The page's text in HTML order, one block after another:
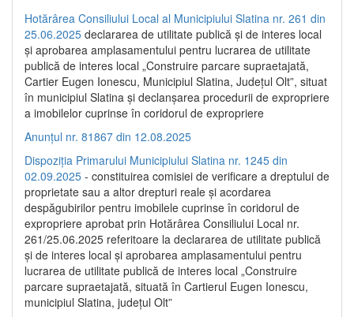
Hotărârea Consiliului Local al Municipiului Slatina nr. 261 din
25.06.2025 declararea de utilitate publică și de interes local
și aprobarea amplasamentului pentru lucrarea de utilitate
publică de interes local „Construire parcare supraetajată,
Cartier Eugen Ionescu, Municipiul Slatina, Județul Olt”, situat
în municipiul Slatina și declanșarea procedurii de expropriere
a imobilelor cuprinse în coridorul de expropriere
Anunțul nr. 81867 din 12.08.2025
Dispoziția Primarului Municipiului Slatina nr. 1245 din
02.09.2025 - constituirea comisiei de verificare a dreptului de
proprietate sau a altor drepturi reale și acordarea
despăgubirilor pentru imobilele cuprinse în coridorul de
expropriere aprobat prin Hotărârea Consiliului Local nr.
261/25.06.2025 referitoare la declararea de utilitate publică
și de interes local și aprobarea amplasamentului pentru
lucrarea de utilitate publică de interes local „Construire
parcare supraetajată, situată în Cartierul Eugen Ionescu,
municipiul Slatina, județul Olt”